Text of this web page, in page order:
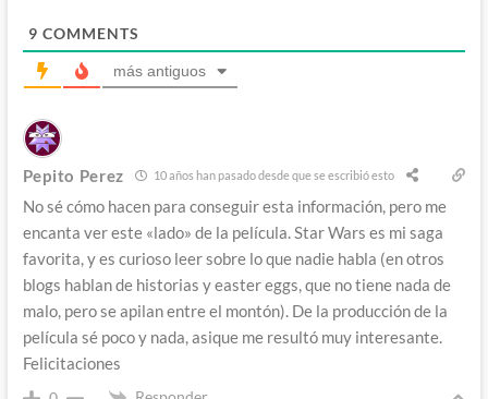
9 COMMENTS
más antiguos
Pepito Perez 10 años han pasado desde que se escribió esto
No sé cómo hacen para conseguir esta información, pero me
encanta ver este «lado» de la película. Star Wars es mi saga
favorita, y es curioso leer sobre lo que nadie habla (en otros
blogs hablan de historias y easter eggs, que no tiene nada de
malo, pero se apilan entre el montón). De la producción de la
película sé poco y nada, asique me resultó muy interesante.
Felicitaciones